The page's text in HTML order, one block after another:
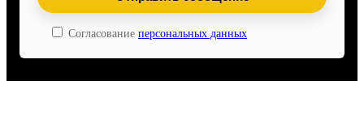
Согласование персональных данных